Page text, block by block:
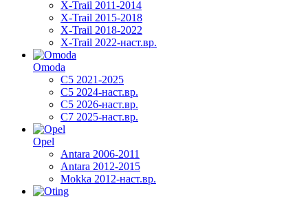
X-Trail 2011-2014
X-Trail 2015-2018
X-Trail 2018-2022
X-Trail 2022-наст.вр.
Omoda
C5 2021-2025
C5 2024-наст.вр.
C5 2026-наст.вр.
C7 2025-наст.вр.
Opel
Antara 2006-2011
Antara 2012-2015
Mokka 2012-наст.вр.